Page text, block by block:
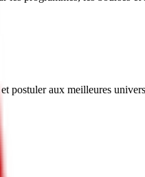
postuler aux meilleures